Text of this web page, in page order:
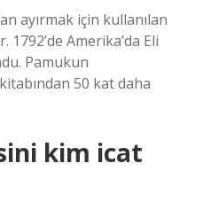
ayırmak için kullanılan
1792’de Amerika’da Eli
Pamukun
50 kat daha
kim icat